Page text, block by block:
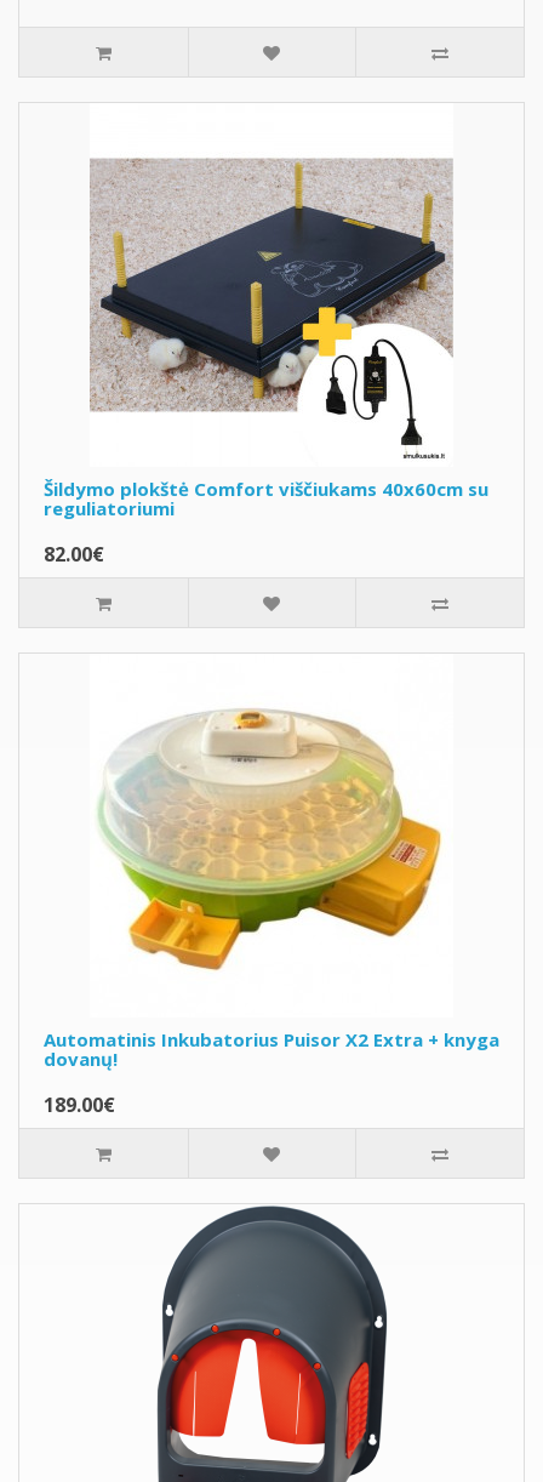
Šildymo plokštė Comfort viščiukams 40x60cm su
reguliatoriumi
82.00€
Automatinis Inkubatorius Puisor X2 Extra + knyga
dovanų!
189.00€